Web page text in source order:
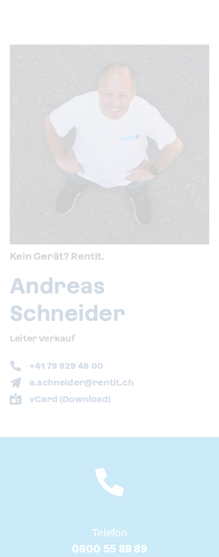
Kein Gerät? Rentit.
Andreas
Schneider
Leiter Verkauf
+41 79 929 48 00
a.schneider@rentit.ch
vCard (Download)
Telefon
0800 55 88 89